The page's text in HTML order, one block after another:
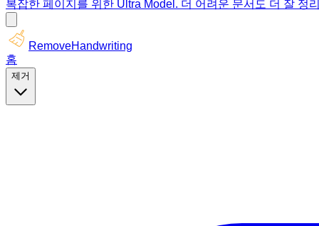
복잡한 페이지를 위한 Ultra Model. 더 어려운 문서도 더 잘 정
RemoveHandwriting
홈
제거